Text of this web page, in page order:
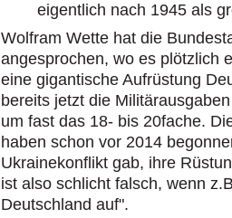
eigentlich nach 1945 als
Wolfram Wette hat die
angesprochen, wo es plötzlich
eine gigantische Aufrüstung
bereits jetzt die
um fast das 18- bis 20fache.
haben schon vor 2014
Ukrainekonflikt gab, ihre
ist also schlicht falsch, wenn
Deutschland auf".